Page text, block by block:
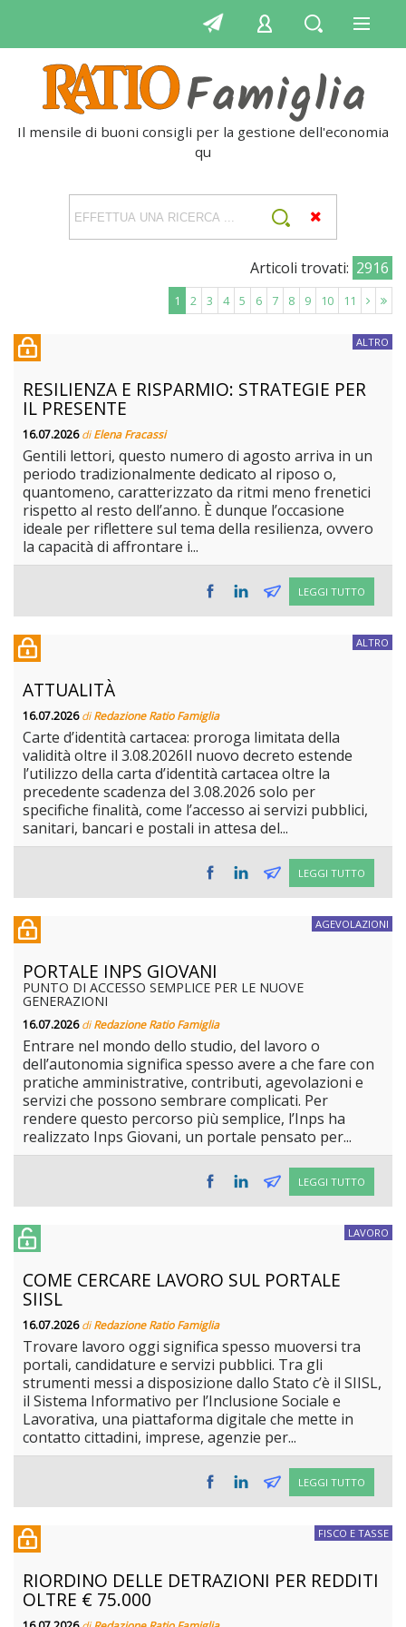
Il mensile di buoni consigli per la gestione dell'economia
quoti
Articoli trovati: 2916
1 2 3 4 5 6 7 8 9 10 11
ALTRO
RESILIENZA E RISPARMIO: STRATEGIE PER
IL PRESENTE
16.07.2026diElena Fracassi
Gentili lettori, questo numero di agosto arriva in un
periodo tradizionalmente dedicato al riposo o,
quantomeno, caratterizzato da ritmi meno frenetici
rispetto al resto dell’anno. È dunque l’occasione
ideale per riflettere sul tema della resilienza, ovvero
la capacità di affrontare i...
LEGGI TUTTO
ALTRO
ATTUALITÀ
16.07.2026diRedazione Ratio Famiglia
Carte d’identità cartacea: proroga limitata della
validità oltre il 3.08.2026Il nuovo decreto estende
l’utilizzo della carta d’identità cartacea oltre la
precedente scadenza del 3.08.2026 solo per
specifiche finalità, come l’accesso ai servizi pubblici,
sanitari, bancari e postali in attesa del...
LEGGI TUTTO
AGEVOLAZIONI
PORTALE INPS GIOVANI
PUNTO DI ACCESSO SEMPLICE PER LE NUOVE
GENERAZIONI
16.07.2026diRedazione Ratio Famiglia
Entrare nel mondo dello studio, del lavoro o
dell’autonomia significa spesso avere a che fare con
pratiche amministrative, contributi, agevolazioni e
servizi che possono sembrare complicati. Per
rendere questo percorso più semplice, l’Inps ha
realizzato Inps Giovani, un portale pensato per...
LEGGI TUTTO
LAVORO
COME CERCARE LAVORO SUL PORTALE
SIISL
16.07.2026diRedazione Ratio Famiglia
Trovare lavoro oggi significa spesso muoversi tra
portali, candidature e servizi pubblici. Tra gli
strumenti messi a disposizione dallo Stato c’è il SIISL,
il Sistema Informativo per l’Inclusione Sociale e
Lavorativa, una piattaforma digitale che mette in
contatto cittadini, imprese, agenzie per...
LEGGI TUTTO
FISCO E TASSE
RIORDINO DELLE DETRAZIONI PER REDDITI
OLTRE € 75.000